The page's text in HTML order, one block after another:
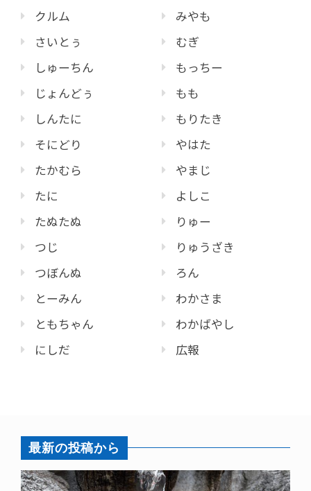
クルム
さいとぅ
しゅーちん
じょんどぅ
しんたに
そにどり
たかむら
たに
たぬたぬ
つじ
つぼんぬ
とーみん
ともちゃん
にしだ
みやも
むぎ
もっちー
もも
もりたき
やはた
やまじ
よしこ
りゅー
りゅうざき
ろん
わかさま
わかばやし
広報
最新の投稿から